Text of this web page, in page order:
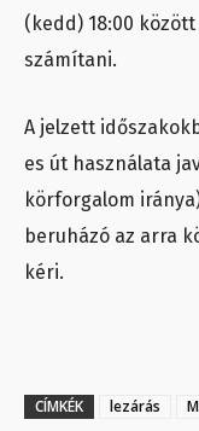
(kedd) 18:00
számítani.
A jelzett
es út használata
körforgalom
beruházó az arra
kéri.
CÍMKÉK lezárás